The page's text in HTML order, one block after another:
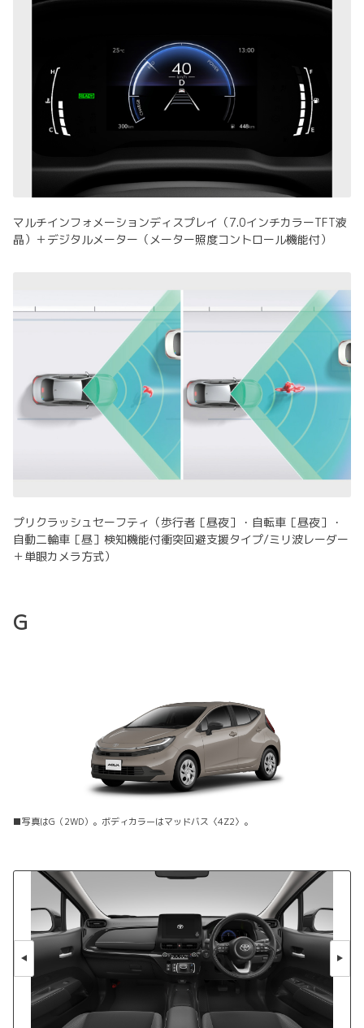
マルチインフォメーションディスプレイ（7.0インチカラーTFT液
晶）＋デジタルメーター（メーター照度コントロール機能付）
プリクラッシュセーフティ（歩行者［昼夜］・自転車［昼夜］・
自動二輪車［昼］検知機能付衝突回避支援タイプ/ミリ波レーダー
＋単眼カメラ方式）
G
■写真はG（2WD）。ボディカラーはマッドバス〈4Z2〉。